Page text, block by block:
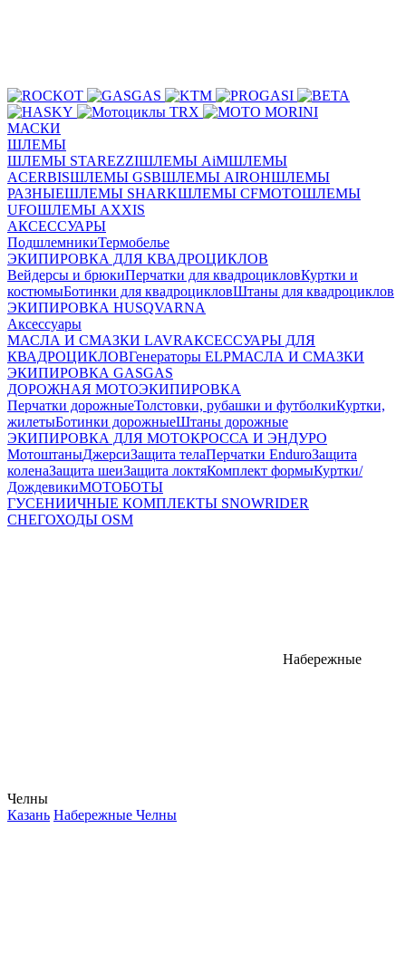
МАСКИ
ШЛЕМЫ
ШЛЕМЫ STAREZZIШЛЕМЫ AiMШЛЕМЫ
ACERBISШЛЕМЫ GSBШЛЕМЫ AIROHШЛЕМЫ
РАЗНЫЕШЛЕМЫ SHARKШЛЕМЫ CFMOTOШЛЕМЫ
UFOШЛЕМЫ AXXIS
АКСЕССУАРЫ
ПодшлемникиТермобелье
ЭКИПИРОВКА ДЛЯ КВАДРОЦИКЛОВ
Вейдерсы и брюкиПерчатки для квадроцикловКуртки и
костюмыБотинки для квадроцикловШтаны для квадроциклов
ЭКИПИРОВКА HUSQVARNA
Аксессуары
МАСЛА И СМАЗКИ LAVRАКСЕССУАРЫ ДЛЯ
КВАДРОЦИКЛОВГенераторы ELPМАСЛА И СМАЗКИ
ЭКИПИРОВКА GASGAS
ДОРОЖНАЯ МОТОЭКИПИРОВКА
Перчатки дорожныеТолстовки, рубашки и футболкиКуртки,
жилетыБотинки дорожныеШтаны дорожные
ЭКИПИРОВКА ДЛЯ МОТОКРОССА И ЭНДУРО
МотоштаныДжерсиЗащита телаПерчатки EnduroЗащита
коленаЗащита шеиЗащита локтяКомплект формыКуртки/
ДождевикиМОТОБОТЫ
ГУСЕНИИЧНЫЕ КОМПЛЕКТЫ SNOWRIDER
СНЕГОХОДЫ OSM
Набережные
Челны
Казань Набережные Челны